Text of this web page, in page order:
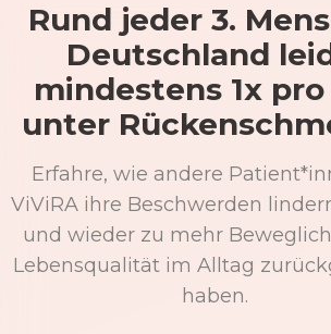
Rund jeder 3.
Deutschland
mindestens 1x
unter
Erfahre, wie andere
ViViRA ihre Beschwerden
und wieder zu mehr
Lebensqualität im Alltag
haben.